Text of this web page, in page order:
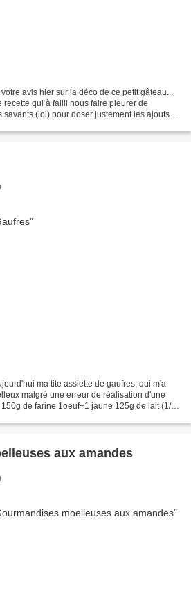
avis hier sur la déco de ce petit gâteau...
recette qui à failli nous faire pleurer de
(lol) pour doser justement les ajouts à
ma tite assiette de gaufres, qui m'a
malgré une erreur de réalisation d'une
de farine 1oeuf+1 jaune 125g de lait (1/4
aux amandes